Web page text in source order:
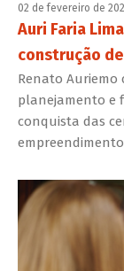
02 de fevereiro de
Auri Faria
construção
Renato
planejamento e
conquista das